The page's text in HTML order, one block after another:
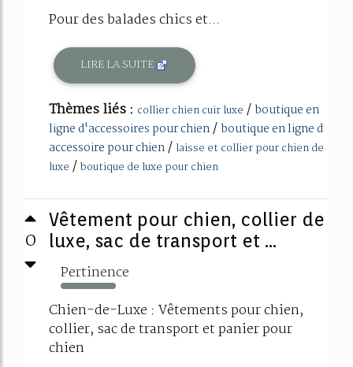
Pour des balades chics et...
LIRE LA SUITE
Thèmes liés : collier chien cuir luxe /boutique en
ligne d'accessoires pour chien/boutique en ligne d
accessoire pour chien/ laisse et collier pour chien de
luxe /boutique de luxe pour chien
0
Vêtement pour chien, collier de
luxe, sac de transport et ...
Pertinence
684%
Chien-de-Luxe : Vêtements pour chien,
collier, sac de transport et panier pour
chien